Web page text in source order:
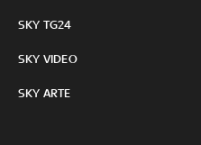
SKY TG24
SKY VIDEO
SKY ARTE